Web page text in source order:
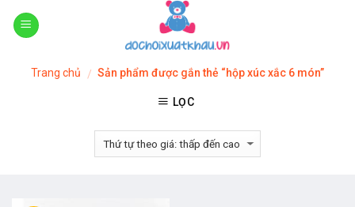
Skip
Trang chủ / Sản phẩm được gắn thẻ “hộp xúc xắc 6 món”
LỌC